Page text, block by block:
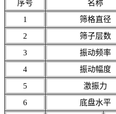
序号 名称
1
筛格直径
2
筛子层数
3
振动频率
4
振动幅度
5
激振力
6
底盘水平